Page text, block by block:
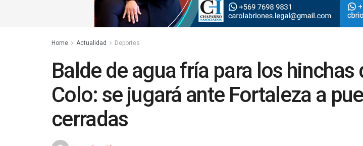
Home Actualidad Deportes
Balde de agua fría para los hinchas
Colo: se jugará ante Fortaleza a
cerradas